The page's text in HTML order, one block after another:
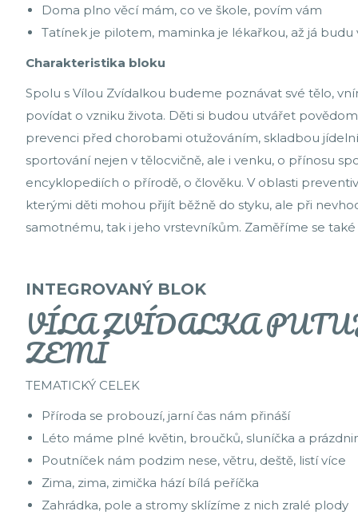
Doma plno věcí mám, co ve škole, povím vám
Tatínek je pilotem, maminka je lékařkou, až já budu
Charakteristika bloku
Spolu s Vílou Zvídalkou budeme poznávat své tělo,
povídat o vzniku života. Děti si budou utvářet
prevenci před chorobami otužováním, skladbou
sportování nejen v tělocvičně, ale i venku, o přínosu
encyklopediích o přírodě, o člověku. V oblasti
kterými děti mohou přijít běžně do styku, ale při
samotnému, tak i jeho vrstevníkům. Zaměříme se
INTEGROVANÝ BLOK
VÍLA ZVÍDALKA
ZEMÍ
TEMATICKÝ CELEK
Příroda se probouzí, jarní čas nám přináší
Léto máme plné květin, broučků, sluníčka a
Poutníček nám podzim nese, větru, deště, listí více
Zima, zima, zimička hází bílá peříčka
Zahrádka, pole a stromy sklízíme z nich zralé plody